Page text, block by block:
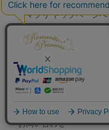
ロマプリ トップページへ
ショップのレビューを見る
お気に入り
ご利用ガイド
お問い合わせ